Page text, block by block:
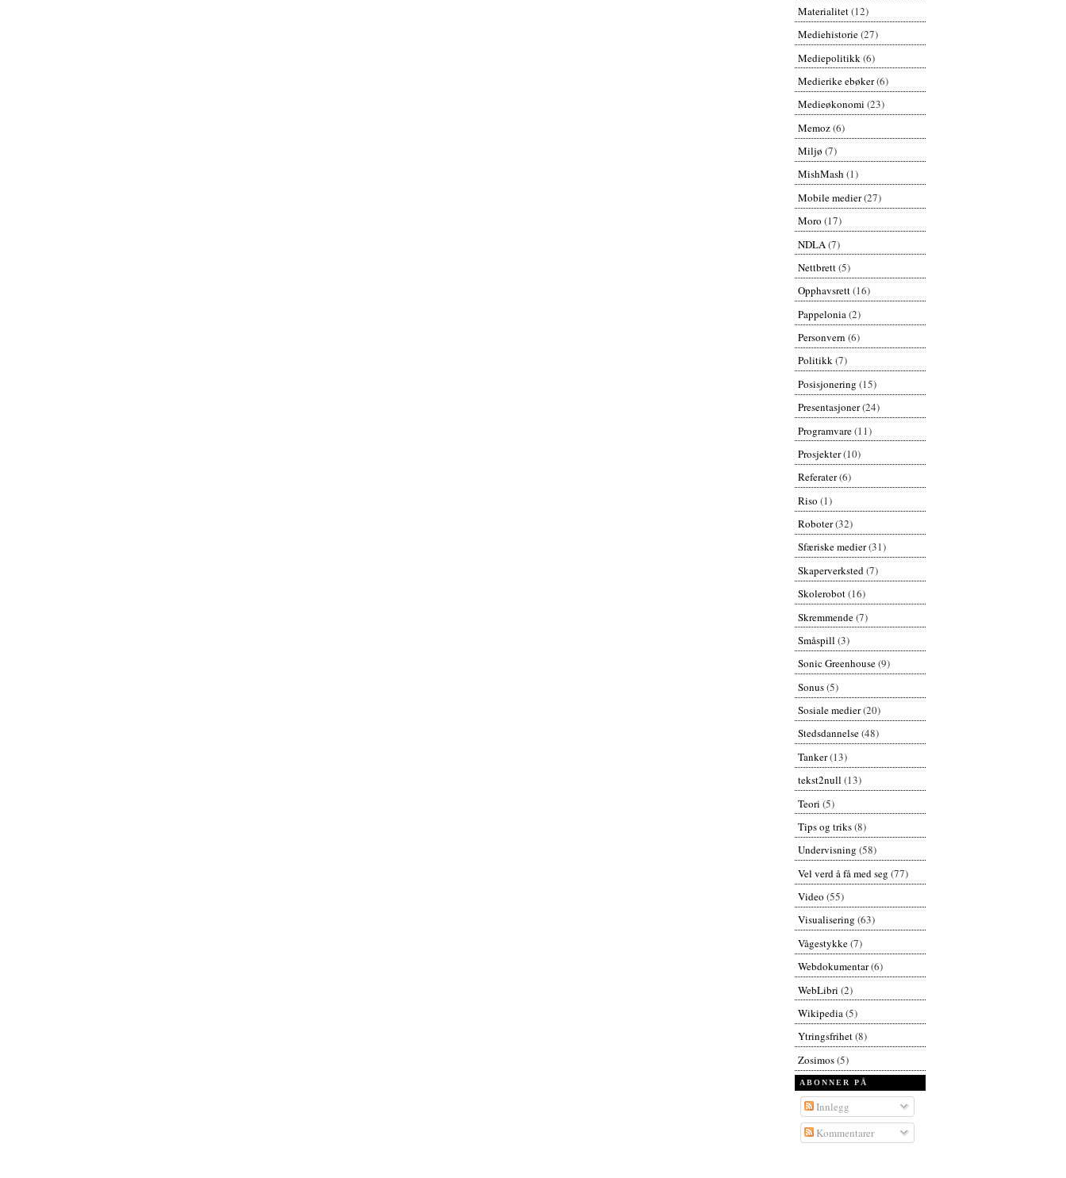
Materialitet(12)
Mediehistorie(27)
Mediepolitikk (6)
Medierike ebøker(6)
Medieøkonomi (23)
Memoz(6)
Miljø (7)
MishMash (1)
Mobile medier(27)
Moro (17)
NDLA (7)
Nettbrett(5)
Opphavsrett(16)
Pappelonia(2)
Personvern (6)
Politikk(7)
Posisjonering (15)
Presentasjoner(24)
Programvare(11)
Prosjekter(10)
Referater(6)
Riso (1)
Roboter(32)
Sfæriske medier(31)
Skaperverksted(7)
Skolerobot(16)
Skremmende(7)
Småspill (3)
Sonic Greenhouse(9)
Sonus(5)
Sosiale medier(20)
Stedsdannelse(48)
Tanker(13)
tekst2null (13)
Teori (5)
Tips og triks(8)
Undervisning (58)
Vel verd å få med seg (77)
Video (55)
Visualisering (63)
Vågestykke(7)
Webdokumentar(6)
WebLibri (2)
Wikipedia(5)
Ytringsfrihet(8)
Zosimos(5)
ABONNER PÅ
Innlegg
Kommentarer